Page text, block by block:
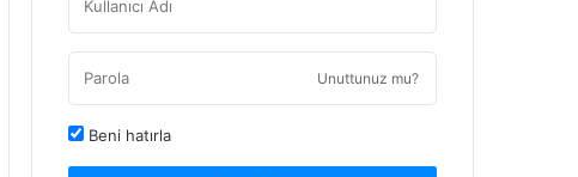
Unuttunuz mu?
Beni hatırla